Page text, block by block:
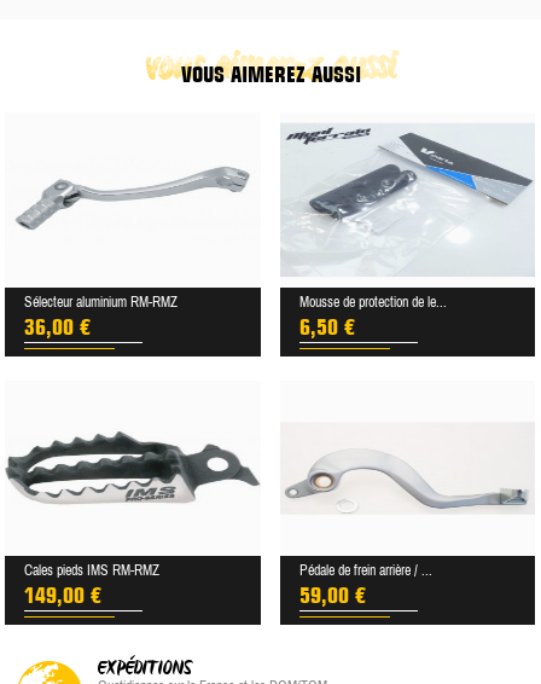
VOUS AIMEREZ AUSSI
vous aimerez aussi
Sélecteur aluminium RM-RMZ
36,00 €
Mousse de protection de le...
6,50 €
Cales pieds IMS RM-RMZ
149,00 €
Pédale de frein arrière / ...
59,00 €
EXPÉDITIONS